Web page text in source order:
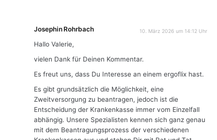
Josephin Rohrbach 10. März 2026 um 14:12 Uhr
Hallo Valerie,
vielen Dank für Deinen Kommentar.
Es freut uns, dass Du Interesse an einem ergoflix hast.
Es gibt grundsätzlich die Möglichkeit, eine
Zweitversorgung zu beantragen, jedoch ist die
Entscheidung der Krankenkasse immer vom Einzelfall
abhängig. Unsere Spezialisten kennen sich ganz genau
mit dem Beantragungsprozess der verschiedenen